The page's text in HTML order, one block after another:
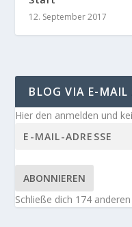
12. September 2017
BLOG VIA E-MAIL
Hier den anmelden und
ABONNIEREN
Schließe dich 174